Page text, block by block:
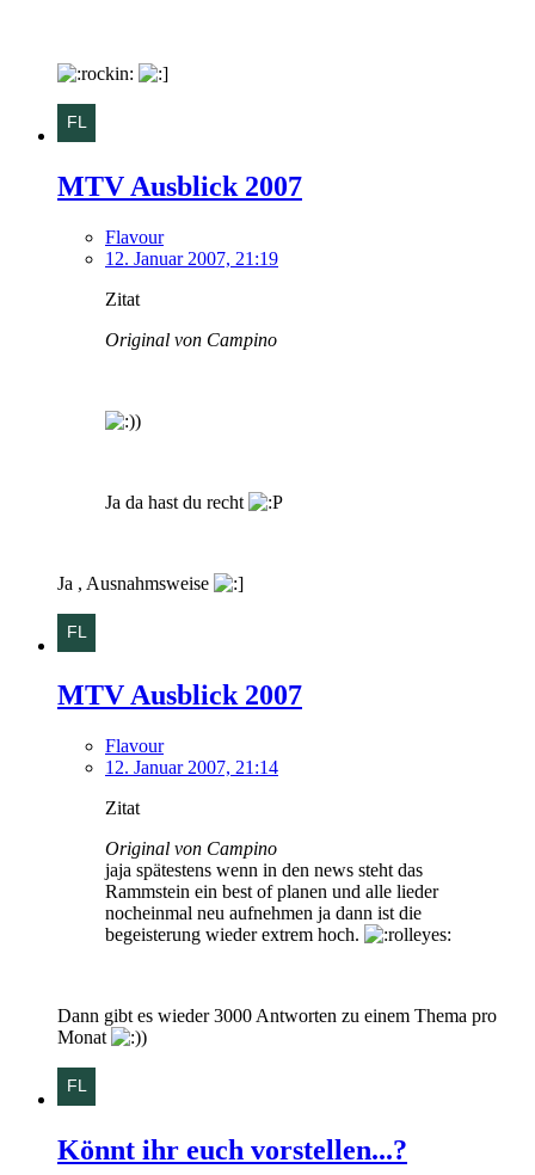
MTV Ausblick 2007
Flavour
12. Januar 2007, 21:19
Zitat
Original von Campino
Ja da hast du recht
Ja , Ausnahmsweise
MTV Ausblick 2007
Flavour
12. Januar 2007, 21:14
Zitat
Original von Campino
jaja spätestens wenn in den news steht das
Rammstein ein best of planen und alle lieder
nocheinmal neu aufnehmen ja dann ist die
begeisterung wieder extrem hoch.
Dann gibt es wieder 3000 Antworten zu einem Thema pro
Monat
Könnt ihr euch vorstellen...?